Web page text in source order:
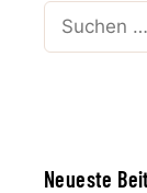
Suchen
nach:
Neueste